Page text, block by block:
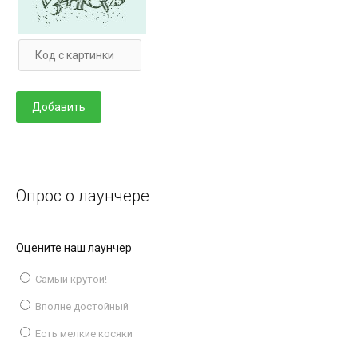
Опрос о лаунчере
Оцените наш лаунчер
Самый крутой!
Вполне достойный
Есть мелкие косяки